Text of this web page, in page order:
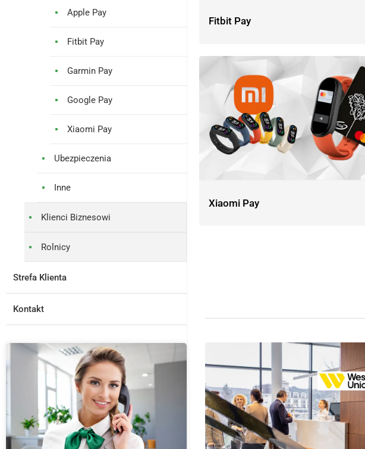
Apple Pay
Fitbit Pay
Garmin Pay
Google Pay
Xiaomi Pay
Ubezpieczenia
Inne
Klienci Biznesowi
Rolnicy
Strefa Klienta
Kontakt
Fitbit Pay
Xiaomi Pay